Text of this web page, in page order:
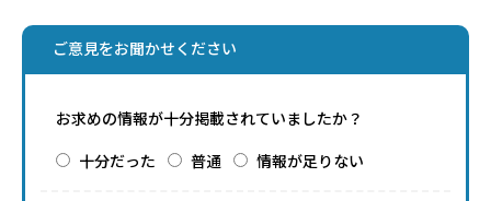
ご意見をお聞かせください
お求めの情報が十分掲載されていましたか？
十分だった
普通 情報が足りない